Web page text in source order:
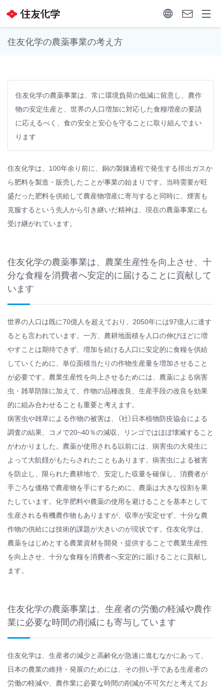
住友化学の農薬事業の考え方
住友化学の農薬事業は、常に環境負荷の低減に留意し、農作
物の安定生産と、世界の人口増加に対応した食糧増産の要請
に応えるべく、食の安全と安心を守ることに取り組んでまい
ります
住友化学は、100年余り前に、銅の製錬過程で発生する排出ガスか
ら肥料を製造・販売したことが事業の始まりです。当時需要が旺
盛だった肥料を供給して農産物増産に寄与すると同時に、煙害も
克服するという先人から引き継いだ精神は、現在の農薬事業にも
受け継がれています。
住友化学の農薬事業は、農業生産性を向上させ、十
分な食糧を消費者へ安定的に届けることに貢献して
います
世界の人口は既に70億人を超えており、2050年には97億人に達す
るとも言われています。一方、農耕地面積を人口の伸びほどに増
やすことは期待できず、増加を続ける人口に安定的に食糧を供給
していくために、単位面積当たりの作物生産量を増加させること
が必要です。農業生産性を向上させるためには、農薬による病害
虫・雑草防除に加えて、作物の品種改良、生産手段の改良を効果
的に組み合わせることも重要と考えます。
病害虫や雑草による作物の被害は、（社）日本植物防疫協会による
調査の結果、コメで20~40％の減収、リンゴではほぼ壊滅すること
がわかりました。農薬が使用される以前には、病害虫の大発生に
よって大飢饉がもたらされたこともあります。病害虫による被害
を防止し、限られた農耕地で、安定した収量を確保し、消費者が
手ごろな価格で農産物を手にするために、農薬は大きな役割を果
たしています。化学肥料や農薬の使用を避けることを基本として
生産される有機農作物もありますが、収率が安定せず、十分な農
作物の供給には技術的課題が大きいのが現状です。住友化学は、
農薬をはじめとする農業資材を開発・提供することで農業生産性
を向上させ、十分な食糧を消費者へ安定的に届けることに貢献し
ます。
住友化学の農薬事業は、生産者の労働の軽減や農作
業に必要な時間の削減にも寄与しています
住友化学は、生産者の減少と高齢化が急速に進むなかにあって、
日本の農業の維持・発展のためには、その担い手である生産者の
労働の軽減や、農作業に必要な時間の削減が不可欠だと考えてお